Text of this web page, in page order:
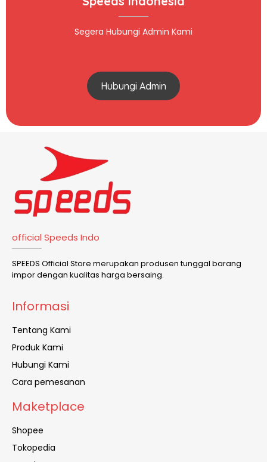
Segera Hubungi Admin Kami
Hubungi Admin
official Speeds Indo
SPEEDS Official Store merupakan produsen tunggal barang
impor dengan kualitas harga bersaing.
Informasi
Tentang Kami
Produk Kami
Hubungi Kami
Cara pemesanan
Maketplace
Shopee
Tokopedia